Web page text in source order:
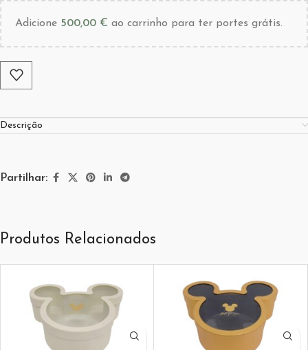
Adicione 500,00 € ao carrinho para ter portes grátis.
Descrição
Partilhar:
Produtos Relacionados